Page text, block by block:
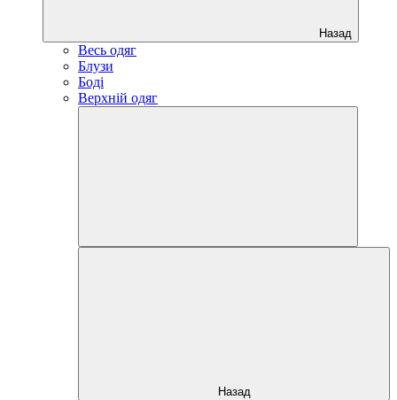
Назад
Весь одяг
Блузи
Боді
Верхній одяг
Назад